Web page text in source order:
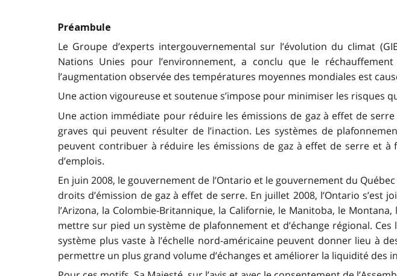
Préambule
Le Groupe d’experts intergouvernemental sur l’évolution du climat
Nations Unies pour l’environnement, a conclu que le
l’augmentation observée des températures moyennes mondiales est
Une action vigoureuse et soutenue s’impose pour minimiser les risques
Une action immédiate pour réduire les émissions de gaz à effet de
graves qui peuvent résulter de l’inaction. Les systèmes de
peuvent contribuer à réduire les émissions de gaz à effet de serre et
d’emplois.
En juin 2008, le gouvernement de l’Ontario et le gouvernement du
droits d’émission de gaz à effet de serre. En juillet 2008, l’Ontario
l’Arizona, la Colombie-Britannique, la Californie, le Manitoba, le
mettre sur pied un système de plafonnement et d’échange régional.
système plus vaste à l’échelle nord-américaine peuvent donner lieu à
permettre un plus grand volume d’échanges et améliorer la liquidité des